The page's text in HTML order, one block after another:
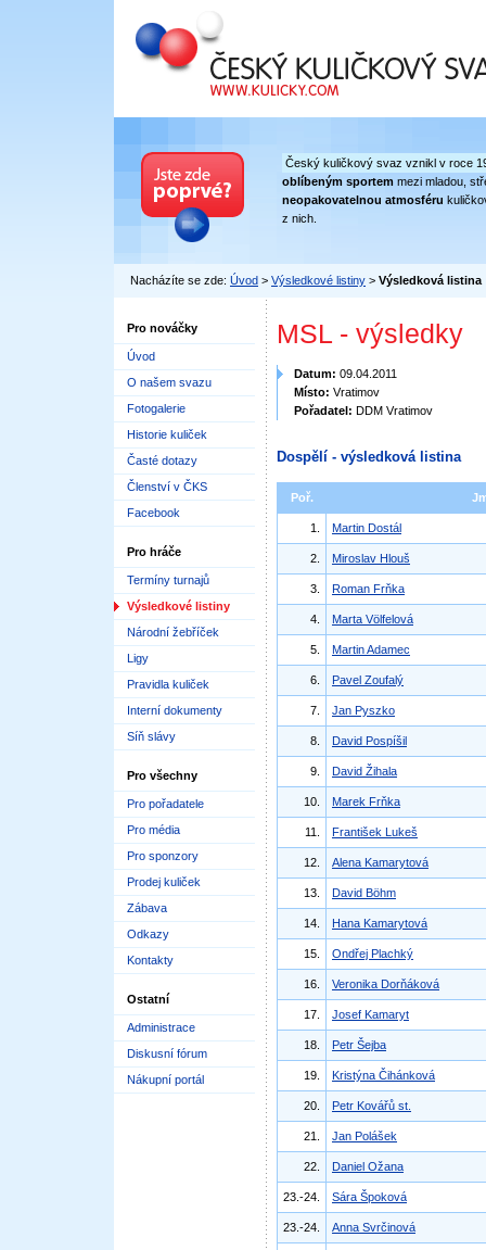
Český kuličkový svaz
Český kuličkový svaz vznikl v roce
oblíbeným sportem mezi mladou,
neopakovatelnou atmosféru
z nich.
Nacházíte se zde: Úvod > Výsledkové listiny > Výsledková listina
Pro nováčky
Úvod
O našem svazu
Fotogalerie
Historie kuliček
Časté dotazy
Členství v ČKS
Facebook
Pro hráče
Termíny turnajů
Výsledkové listiny
Národní žebříček
Ligy
Pravidla kuliček
Interní dokumenty
Síň slávy
Pro všechny
Pro pořadatele
Pro média
Pro sponzory
Prodej kuliček
Zábava
Odkazy
Kontakty
Ostatní
Administrace
Diskusní fórum
Nákupní portál
MSL - výsledky
Datum: 09.04.2011
Místo: Vratimov
Pořadatel: DDM Vratimov
Dospělí - výsledková listina
Poř.
1. Martin Dostál
2. Miroslav Hlouš
3. Roman Frňka
4. Marta Völfelová
5. Martin Adamec
6. Pavel Zoufalý
7. Jan Pyszko
8. David Pospíšil
9. David Žihala
10. Marek Frňka
11. František Lukeš
12. Alena Kamarytová
13. David Böhm
14. Hana Kamarytová
15. Ondřej Plachký
16. Veronika Dorňáková
17. Josef Kamaryt
18. Petr Šejba
19. Kristýna Čihánková
20. Petr Kovářů st.
21. Jan Polášek
22. Daniel Ožana
23.-24. Sára Špoková
23.-24. Anna Svrčinová